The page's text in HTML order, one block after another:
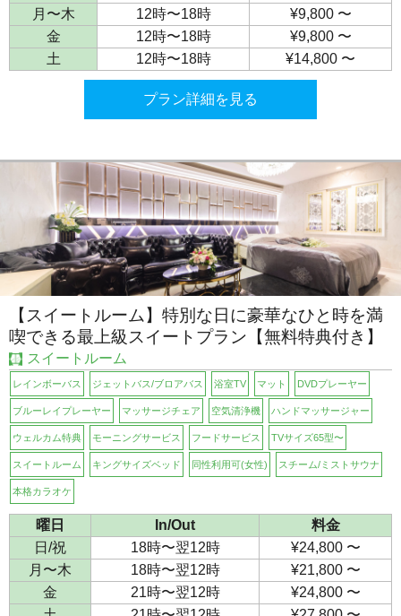
月〜木 12時〜18時
¥9,800 〜
金
12時〜18時
¥9,800 〜
土
12時〜18時 ¥14,800 〜
プラン詳細を見る
【スイートルーム】特別な日に豪華なひと時を満
喫できる最上級スイートプラン【無料特典付き】
スイートルーム
レインボーバス ジェットバス/ブロアバス 浴室TV マット DVDプレーヤー
ブルーレイプレーヤー マッサージチェア 空気清浄機 ハンドマッサージャー
ウェルカム特典 モーニングサービス フードサービス TVサイズ65型〜
スイートルーム キングサイズベッド 同性利用可(女性) スチーム/ミストサウナ
本格カラオケ
曜日 In/Out
料金
日/祝
18時〜翌12時
¥24,800 〜
月〜木
18時〜翌12時
¥21,800 〜
金
21時〜翌12時
¥24,800 〜